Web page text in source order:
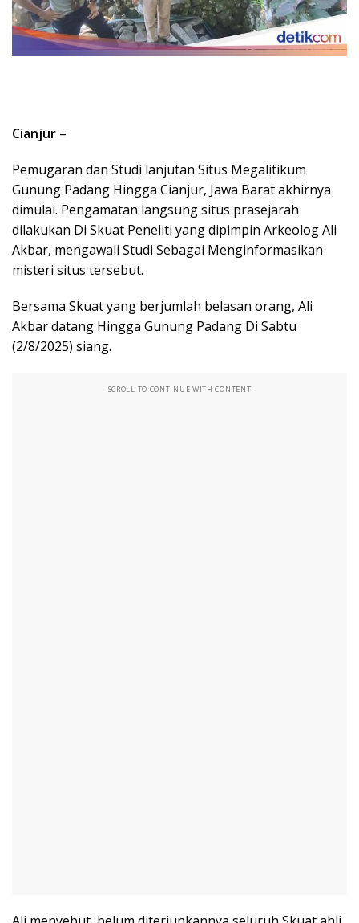
Cianjur –
Pemugaran dan Studi lanjutan Situs Megalitikum
Gunung Padang Hingga Cianjur, Jawa Barat akhirnya
dimulai. Pengamatan langsung situs prasejarah
dilakukan Di Skuat Peneliti yang dipimpin Arkeolog Ali
Akbar, mengawali Studi Sebagai Menginformasikan
misteri situs tersebut.
Bersama Skuat yang berjumlah belasan orang, Ali
Akbar datang Hingga Gunung Padang Di Sabtu
(2/8/2025) siang.
SCROLL TO CONTINUE WITH CONTENT